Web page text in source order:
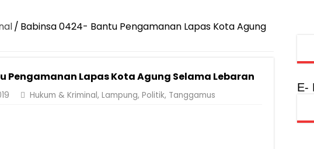
Direksi Jasa Raharja Tinjau Korban Kebakaran KM Mutiara Sentosa II
Tinjau Penanganan Korban KM Mutiara Sentosa II di RS PHC
dan Kementerian PANRB Perkuat Koordinasi Tingkatkan Kepatuhan PKB dan
Lampung Financial Festival, Perkuat Literasi Keuangan Generasi Muda
Jadi Langkah Penguatan Akuntabilitas dan Pembangunan Lampung
/ Babinsa 0424- Bantu Pengamanan Lapas Kota Agung
Pengamanan Lapas Kota Agung Selama Lebaran
Hukum & Kriminal, Lampung, Politik, Tanggamus
E-